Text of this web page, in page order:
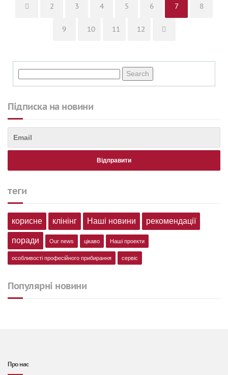
Page
2 Page
3 Page
4 Page
5 Page
6 Page
7 Page
8
Page
9 Page
10 Page
11 Page
12
Підписка на новини
теги
корисне клінінг Наші новини рекомендації
поради Our news цікаво Наші проекти
особливості професійного прибирання сервіс
Популярні новини
Про нас